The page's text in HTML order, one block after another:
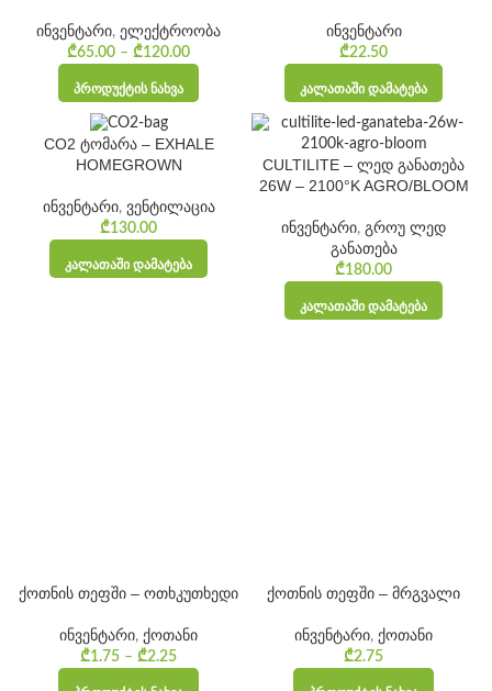
ინვენტარი, ელექტროობა
₾65.00 – ₾120.00
₾65.00
₾120.00
ᲞᲠᲝᲓᲣᲥᲢᲘᲡ ᲜᲐᲮᲕᲐ
ინვენტარი
₾22.50
ᲙᲐᲚᲐᲗᲐᲨᲘ ᲓᲐᲛᲐᲢᲔᲑᲐ
CO2 ტომარა – EXHALE
HOMEGROWN
ინვენტარი, ვენტილაცია
₾130.00
ᲙᲐᲚᲐᲗᲐᲨᲘ ᲓᲐᲛᲐᲢᲔᲑᲐ
CULTILITE – ლედ განათება
26W – 2100°K AGRO/BLOOM
ინვენტარი, გროუ ლედ
განათება
₾180.00
ᲙᲐᲚᲐᲗᲐᲨᲘ ᲓᲐᲛᲐᲢᲔᲑᲐ
ქოთნის თეფში – ოთხკუთხედი
ინვენტარი, ქოთანი
₾1.75 – ₾2.25
ქოთნის თეფში – მრგვალი
ინვენტარი, ქოთანი
₾2.75